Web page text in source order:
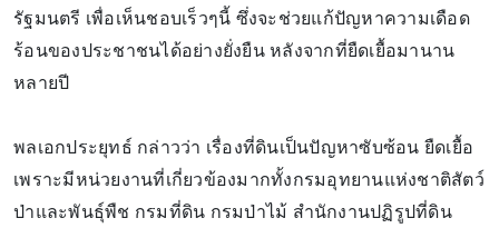
รัฐมนตรี เพื่อเห็นชอบเร็วๆนี้ ซึ่งจะช่วยแก้ปัญหาความเดือด
ร้อนของประชาชนได้อย่างยั่งยืน หลังจากที่ยืดเยื้อมานาน
หลายปี
พลเอกประยุทธ์ กล่าวว่า เรื่องที่ดินเป็นปัญหาซับซ้อน ยืดเยื้อ
เพราะมีหน่วยงานที่เกี่ยวข้องมากทั้งกรมอุทยานแห่งชาติสัตว์
ป่าและพันธุ์พืช กรมที่ดิน กรมป่าไม้ สำนักงานปฏิรูปที่ดิน